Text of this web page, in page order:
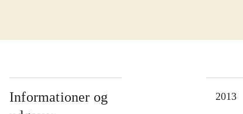
Informationer og
2013